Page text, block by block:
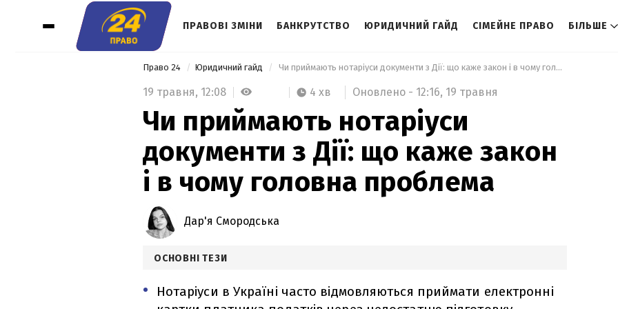
ПРАВОВІ ЗМІНИ БАНКРУТСТВО ЮРИДИЧНИЙ ГАЙД СІМЕЙНЕ ПРАВО БІЛЬШЕ
Право 24 Юридичний гайд Чи приймають нотаріуси документи з Дії: що каже закон і в чому головна проблема
19 травня, 12:08 4 хв Оновлено - 12:16, 19 травня
Чи приймають нотаріуси
документи з Дії: що каже закон
і в чому головна проблема
Дар'я Смородська
ОСНОВНІ ТЕЗИ
Нотаріуси в Україні часто відмовляються приймати електронні